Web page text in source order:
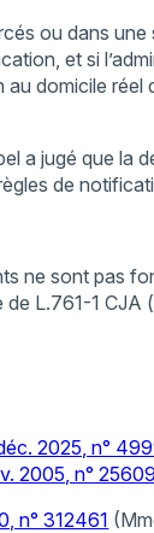
ou dans
et si
domicile réel
a jugé que la
de
ne sont pas
L.761-1 CJA
2025, n°
2005, n°
n° 312461